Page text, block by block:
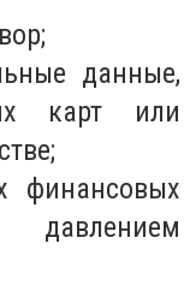
данные,
карт или
финансовых